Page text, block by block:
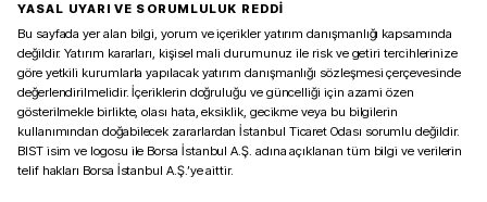
YASAL UYARI VE SORUMLULUK REDDİ
Bu sayfada yer alan bilgi, yorum ve içerikler yatırım danışmanlığı kapsamında
değildir. Yatırım kararları, kişisel mali durumunuz ile risk ve getiri tercihlerinize
göre yetkili kurumlarla yapılacak yatırım danışmanlığı sözleşmesi çerçevesinde
değerlendirilmelidir. İçeriklerin doğruluğu ve güncelliği için azami özen
gösterilmekle birlikte, olası hata, eksiklik, gecikme veya bu bilgilerin
kullanımından doğabilecek zararlardan İstanbul Ticaret Odası sorumlu değildir.
BIST isim ve logosu ile Borsa İstanbul A.Ş. adına açıklanan tüm bilgi ve verilerin
telif hakları Borsa İstanbul A.Ş.’ye aittir.